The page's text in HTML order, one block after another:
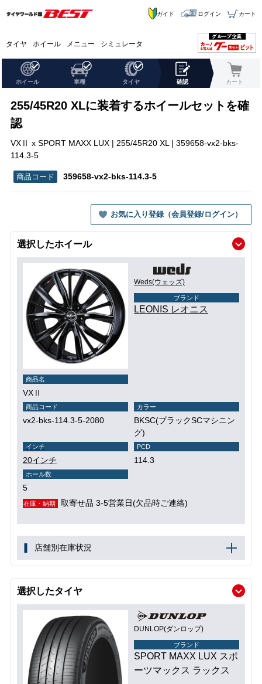
タイヤ ホイール メニュー シミュレータ
ガイド ログイン カート
ホイール 車種 タイヤ 確認 カート
255/45R20 XLに装着するホイールセットを確
認
VXⅡ x SPORT MAXX LUX | 255/45R20 XL | 359658-vx2-bks-
114.3-5
359658-vx2-bks-114.3-5
お気に入り登録（会員登録/ログイン）
選択したホイール
Weds(ウェッズ)
ブランド
LEONIS レオニス
商品名
VXⅡ
商品コード
vx2-bks-114.3-5-2080
カラー
BKSC(ブラックSCマシニン
グ)
インチ
20インチ
PCD
114.3
ホール数
5
在庫・納期 取寄せ品 3-5営業日(欠品時ご連絡)
店舗別在庫状況
選択したタイヤ
DUNLOP(ダンロップ)
ブランド
SPORT MAXX LUX スポ
ーツマックス ラックス